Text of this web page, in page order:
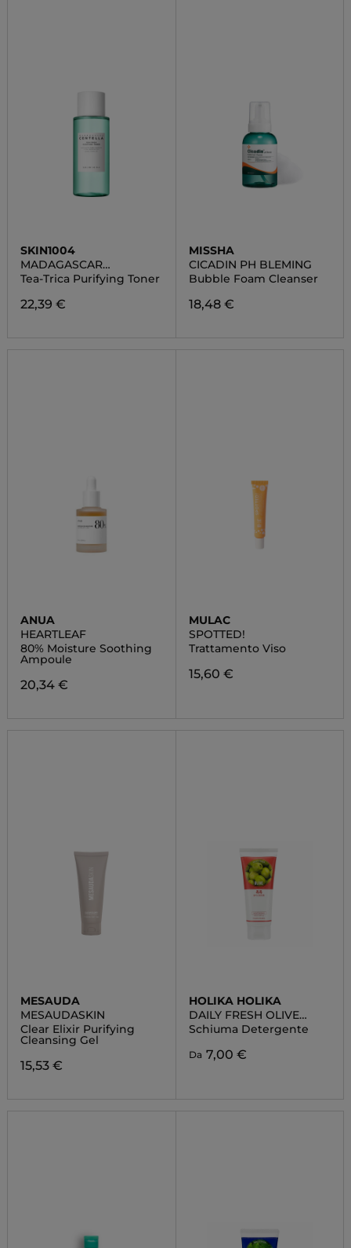
SKIN1004
MADAGASCAR
CENTELLA
Tea-Trica Purifying Toner
22,39 €
MISSHA
CICADIN PH BLEMING
Bubble Foam Cleanser
18,48 €
ANUA
HEARTLEAF
80% Moisture Soothing
Ampoule
20,34 €
MULAC
SPOTTED!
Trattamento Viso
15,60 €
MESAUDA
MESAUDASKIN
Clear Elixir Purifying
Cleansing Gel
15,53 €
HOLIKA HOLIKA
DAILY FRESH OLIVE
CLEANSING FOAM
Schiuma Detergente
Da 7,00 €